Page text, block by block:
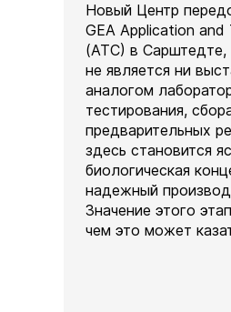
Новый Центр
GEA Application
(ATC) в Сарштедте,
не является ни
аналогом
тестирования,
предварительных
здесь становится
биологическая
надежный
Значение этого
чем это может